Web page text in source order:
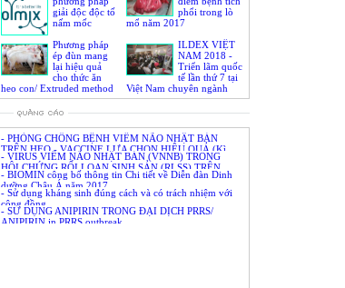
CHỐNG DỊCH TẢ HEO
CHÂU PHI (ASF)
phổi trong lò
mổ năm 2017
giải độc độc tố
nấm mốc
ILDEX VIỆT
NAM 2018 -
Triển lãm quốc
tế lần thứ 7 tại
Việt Nam chuyên ngành
chăn nuôi, thú y, ngành
Phương pháp
ép đùn mang
lại hiệu quả
cho thức ăn
heo con/ Extruded method
is effective for feed of
piglet
- PHÒNG CHỐNG BỆNH VIÊM NÃO NHẬT BẢN
TRÊN HEO - VACCINE LỰA CHỌN HIỆU QUẢ (Kì
V)
- VIRUS VIÊM NÃO NHẬT BẢN (VNNB) TRONG
HỘI CHỨNG RỐI LOẠN SINH SẢN (RLSS) TRÊN
HEO (Kì IV)
- BIOMIN công bố thông tin Chi tiết về Diễn đàn Dinh
dưỡng Châu Á năm 2017
- Sử dụng kháng sinh đúng cách và có trách nhiệm với
cộng đồng
- SỬ DỤNG ANIPIRIN TRONG ĐẠI DỊCH PRRS/
ANIPIRIN in PRRS outbreak